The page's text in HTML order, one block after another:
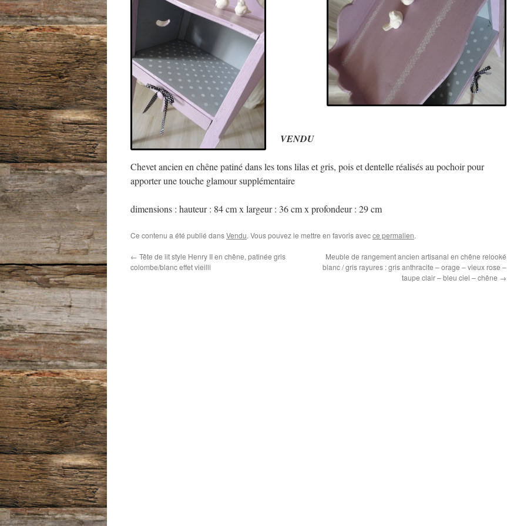
VENDU
Chevet ancien en chêne patiné dans les tons lilas et gris, pois et dentelle réalisés au pochoir pour
apporter une touche glamour supplémentaire
dimensions : hauteur : 84 cm x largeur : 36 cm x profondeur : 29 cm
Ce contenu a été publié dansVendu. Vous pouvez le mettre en favoris avecce permalien.
← Tête de lit style Henry II en chêne, patinée gris
colombe/blanc effet vieilli
Meuble de rangement ancien artisanal en chêne relooké
blanc / gris rayures : gris anthracite – orage – vieux rose –
taupe clair – bleu ciel – chêne →